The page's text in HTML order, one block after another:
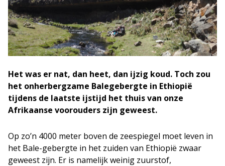
Het was er nat, dan heet, dan ijzig koud. Toch zou
het onherbergzame Balegebergte in Ethiopië
tijdens de laatste ijstijd het thuis van onze
Afrikaanse voorouders zijn geweest.
Op zo’n 4000 meter boven de zeespiegel moet leven in
het Bale-gebergte in het zuiden van Ethiopië zwaar
geweest zijn. Er is namelijk weinig zuurstof,